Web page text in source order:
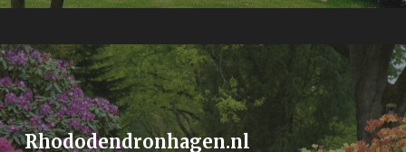
Rhododendronhagen.nl